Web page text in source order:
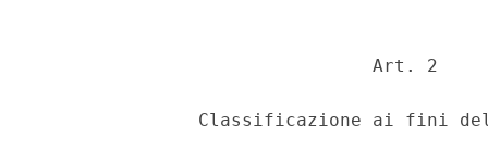
                               Art. 2
Classificazione ai fini